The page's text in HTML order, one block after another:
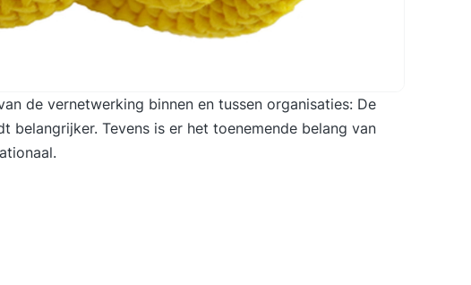
de vernetwerking binnen en tussen organisaties: De
belangrijker. Tevens is er het toenemende belang van